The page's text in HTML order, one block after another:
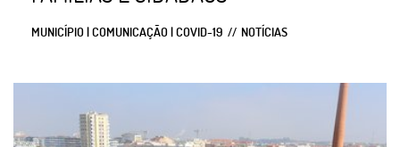
MUNICÍPIO | COMUNICAÇÃO | COVID-19 NOTÍCIAS